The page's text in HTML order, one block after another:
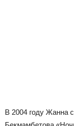
В 2004 году Жанна